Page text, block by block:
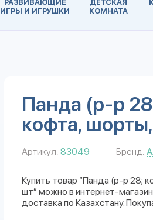
РАЗВИВАЮЩИЕ
ИГРЫ И ИГРУШКИ
ДЕТСКАЯ
КОМНАТА
Панда (р-р
кофта,
Артикул: 83049 Бренд:
Купить товар “Панда (р-р 28;
шт” можно в интернет-
доставка по Казахстану.